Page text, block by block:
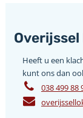
Heeft u een
kunt ons dan
038 499 88